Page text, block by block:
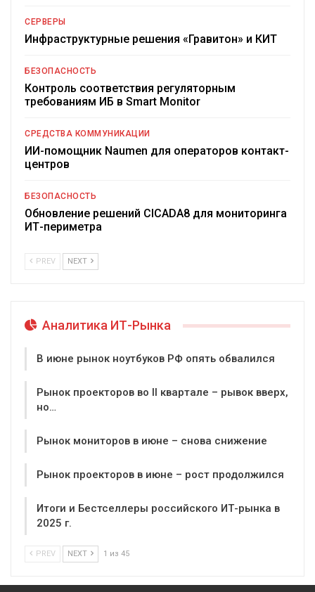
СЕРВЕРЫ
Инфраструктурные решения «Гравитон» и КИТ
БЕЗОПАСНОСТЬ
Контроль соответствия регуляторным
требованиям ИБ в Smart Monitor
СРЕДСТВА КОММУНИКАЦИИ
ИИ-помощник Naumen для операторов контакт-
центров
БЕЗОПАСНОСТЬ
Обновление решений CICADA8 для мониторинга
ИТ-периметра
PREV NEXT
Аналитика ИТ-Рынка
В июне рынок ноутбуков РФ опять обвалился
Рынок проекторов во II квартале – рывок вверх,
но…
Рынок мониторов в июне – снова снижение
Рынок проекторов в июне – рост продолжился
Итоги и Бестселлеры российского ИТ-рынка в
2025 г.
PREV NEXT 1 из 45